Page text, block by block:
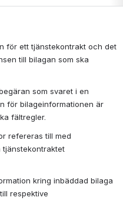
för ett tjänstekontrakt och det
till bilagan som ska
som svaret i en
för bilageinformationen är
fältregler.
refereras till med
tjänstekontraktet
kring inbäddad bilaga
respektive